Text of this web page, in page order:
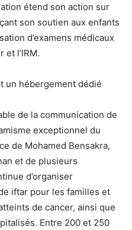
étend son action sur
son soutien aux enfants
d’examens médicaux
l’IRM.
un hébergement dédié
de la communication de
exceptionnel du
de Mohamed Bensakra,
et de plusieurs
d’organiser
iftar pour les familles et
de cancer, ainsi que
Entre 200 et 250